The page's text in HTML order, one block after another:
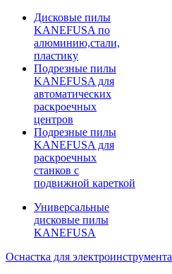
Дисковые пилы
KANEFUSA по
алюминию,стали,
пластику
Подрезные пилы
KANEFUSA для
автоматических
раскроечных
центров
Подрезные пилы
KANEFUSA для
раскроечных
станков с
подвижной кареткой
Универсальные
дисковые пилы
KANEFUSA
Оснастка для электроинструмента